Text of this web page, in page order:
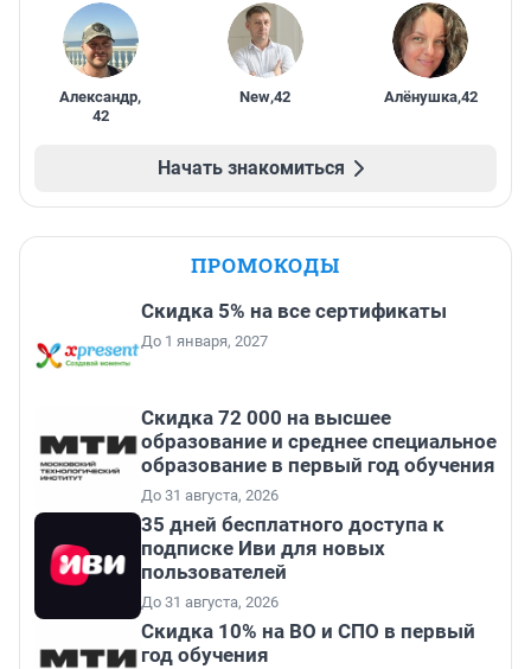
Александр,
42
New,42 Алёнушка,42
Начать знакомиться
ПРОМОКОДЫ
Скидка 5% на все сертификаты
До 1 января, 2027
Скидка 72 000 на высшее
образование и среднее специальное
образование в первый год обучения
До 31 августа, 2026
35 дней бесплатного доступа к
подписке Иви для новых
пользователей
До 31 августа, 2026
Скидка 10% на ВО и СПО в первый
год обучения